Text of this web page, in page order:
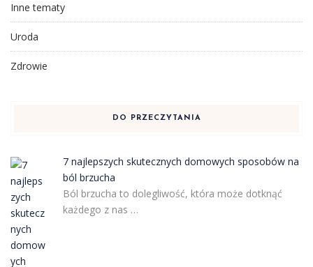
Inne tematy
Uroda
Zdrowie
DO PRZECZYTANIA
7 najlepszych skutecznych domowych sposobów na
ból brzucha
Ból brzucha to dolegliwość, która może dotknąć
każdego z nas …